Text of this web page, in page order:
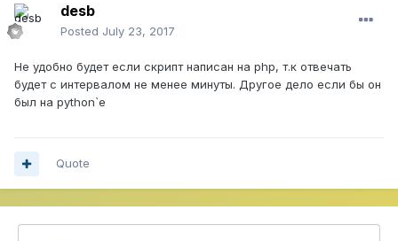
desb
Posted July 23, 2017
Не удобно будет если скрипт написан на php, т.к отвечать
будет с интервалом не менее минуты. Другое дело если бы он
был на python`e
Quote